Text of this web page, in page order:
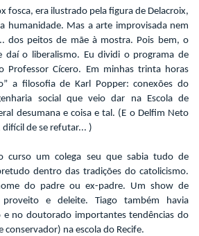
fosca, era ilustrado pela figura de Delacroix,
humanidade. Mas a arte improvisada nem
dos peitos de mãe à mostra. Pois bem, o
daí o liberalismo. Eu dividi o programa de
Professor Cícero. Em minhas trinta horas
a filosofia de Karl Popper: conexões do
social que veio dar na Escola de
desumana e coisa e tal. (E o Delfim Neto
de se refutar... )
curso um colega seu que sabia tudo de
dentro das tradições do catolicismo.
do padre ou ex-padre. Um show de
e deleite. Tiago também havia
e no doutorado importantes tendências do
conservador) na escola do Recife.